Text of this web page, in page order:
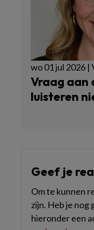
wo 01 jul 2026 |
Vraag aan
luisteren
Geef je
Om te kunnen
zijn. Heb je nog
hieronder een